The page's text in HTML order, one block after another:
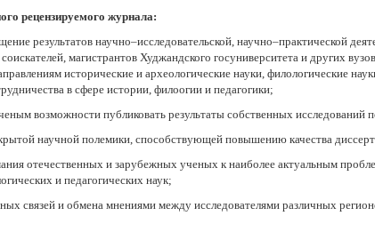
рецензируемого журнала:
результатов научно–исследовательской, научно–практической
соискателей, магистрантов Худжандского госуниверситета и других
исторические и археологические науки, филологические
в сфере истории, филоогии и педагогики;
возможности публиковать результаты собственных
научной полемики, способствующей повышению качества
отечественных и зарубежных ученых к наиболее актуальным
и педагогических наук;
связей и обмена мнениями между исследователями различных